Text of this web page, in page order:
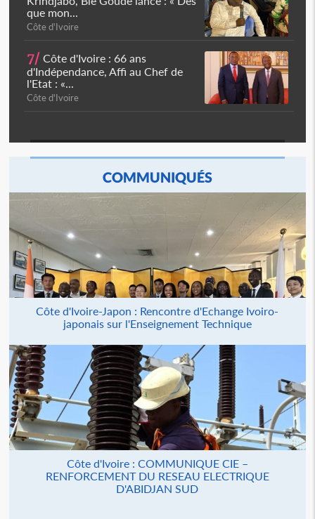
que mon...
Côte d'Ivoire
7/ Côte d'Ivoire : 66 ans
d'Indépendance, Affi au Chef de
l'Etat : «...
Côte d'Ivoire
COMMUNIQUÉS
Côte d'Ivoire-Japon : Rencontre d'Echange Ivoiro-
japonais sur l'Enseignement Technique
Côte d'Ivoire : COMMUNIQUE CIE –
RENFORCEMENT DU RESEAU ELECTRIQUE
D'ABIDJAN SUD